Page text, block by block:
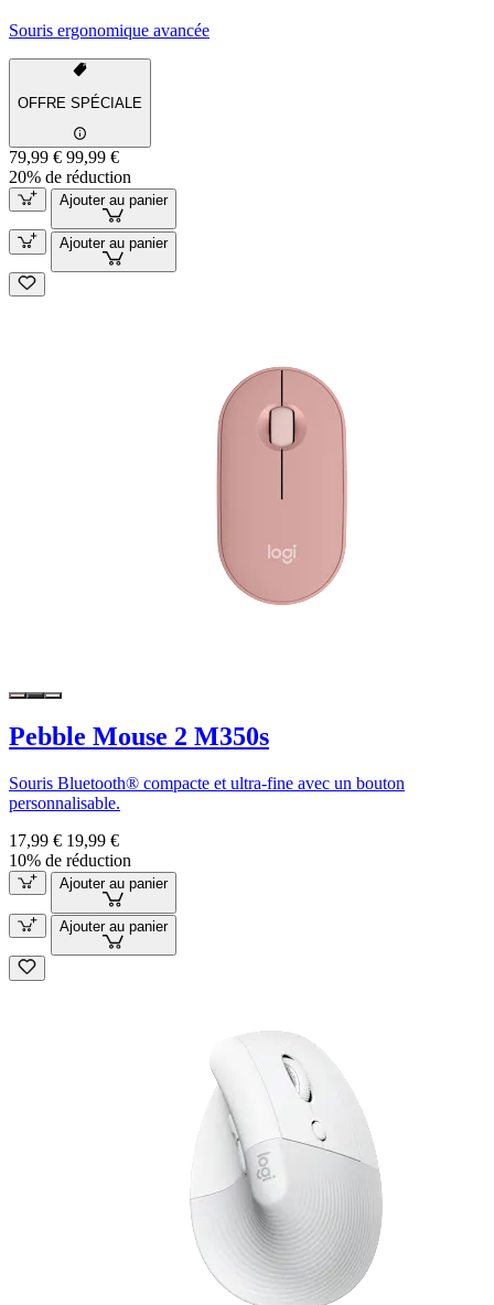
Souris ergonomique avancée
OFFRE SPÉCIALE
79,99 € 99,99 €
20% de réduction
Ajouter au panier
Ajouter au panier
Pebble Mouse 2 M350s
Souris Bluetooth® compacte et ultra-fine avec un bouton
personnalisable.
17,99 € 19,99 €
10% de réduction
Ajouter au panier
Ajouter au panier